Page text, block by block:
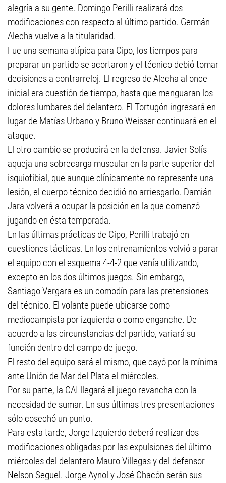
alegría a su gente. Domingo Perilli realizará dos
modificaciones con respecto al último partido. Germán
Alecha vuelve a la titularidad.
Fue una semana atípica para Cipo, los tiempos para
preparar un partido se acortaron y el técnico debió tomar
decisiones a contrarreloj. El regreso de Alecha al once
inicial era cuestión de tiempo, hasta que menguaran los
dolores lumbares del delantero. El Tortugón ingresará en
lugar de Matías Urbano y Bruno Weisser continuará en el
ataque.
El otro cambio se producirá en la defensa. Javier Solís
aqueja una sobrecarga muscular en la parte superior del
isquiotibial, que aunque clínicamente no represente una
lesión, el cuerpo técnico decidió no arriesgarlo. Damián
Jara volverá a ocupar la posición en la que comenzó
jugando en ésta temporada.
En las últimas prácticas de Cipo, Perilli trabajó en
cuestiones tácticas. En los entrenamientos volvió a parar
el equipo con el esquema 4-4-2 que venía utilizando,
excepto en los dos últimos juegos. Sin embargo,
Santiago Vergara es un comodín para las pretensiones
del técnico. El volante puede ubicarse como
mediocampista por izquierda o como enganche. De
acuerdo a las circunstancias del partido, variará su
función dentro del campo de juego.
El resto del equipo será el mismo, que cayó por la mínima
ante Unión de Mar del Plata el miércoles.
Por su parte, la CAI llegará el juego revancha con la
necesidad de sumar. En sus últimas tres presentaciones
sólo cosechó un punto.
Para esta tarde, Jorge Izquierdo deberá realizar dos
modificaciones obligadas por las expulsiones del último
miércoles del delantero Mauro Villegas y del defensor
Nelson Seguel. Jorge Aynol y José Chacón serán sus